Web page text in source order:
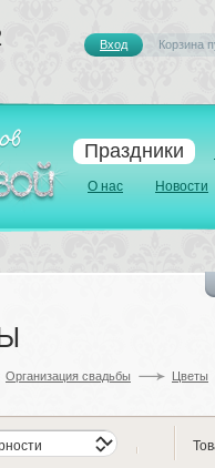
Праздники
О нас Новости
Вход Корзина
Организация свадьбы Цветы